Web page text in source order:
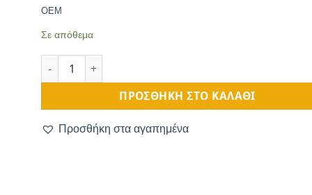
OEM
Σε απόθεμα
ΠΡΟΣΘΉΚΗ ΣΤΟ ΚΑΛΆΘΙ
Προσθήκη στα αγαπημένα